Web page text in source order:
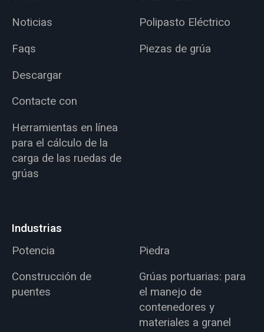
Noticias
Faqs
Descargar
Contacte con
Herramientas en línea
para el cálculo de la
carga de las ruedas de
grúas
Polipasto Eléctrico
Piezas de grúa
Industrias
Potencia
Piedra
Construcción de
puentes
Grúas portuarias: para
el manejo de
contenedores y
materiales a granel